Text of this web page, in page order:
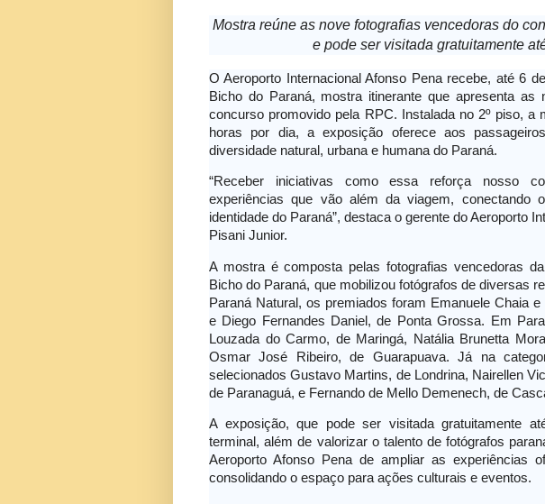
Mostra reúne as nove fotografias vencedoras do
e pode ser visitada gratuitamente
O Aeroporto Internacional Afonso Pena recebe, até 6
Bicho do Paraná, mostra itinerante que apresenta as
concurso promovido pela RPC. Instalada no 2º piso, a
horas por dia, a exposição oferece aos
diversidade natural, urbana e humana do Paraná.
“Receber iniciativas como essa reforça nosso
experiências que vão além da viagem, conectando
identidade do Paraná”, destaca o gerente do Aeroporto
Pisani Junior.
A mostra é composta pelas fotografias vencedoras
Bicho do Paraná, que mobilizou fotógrafos de diversas
Paraná Natural, os premiados foram Emanuele Chaia
e Diego Fernandes Daniel, de Ponta Grossa. Em
Louzada do Carmo, de Maringá, Natália Brunetta
Osmar José Ribeiro, de Guarapuava. Já na
selecionados Gustavo Martins, de Londrina, Nairellen
de Paranaguá, e Fernando de Mello Demenech, de
A exposição, que pode ser visitada gratuitamente
terminal, além de valorizar o talento de fotógrafos
Aeroporto Afonso Pena de ampliar as experiências
consolidando o espaço para ações culturais e eventos.